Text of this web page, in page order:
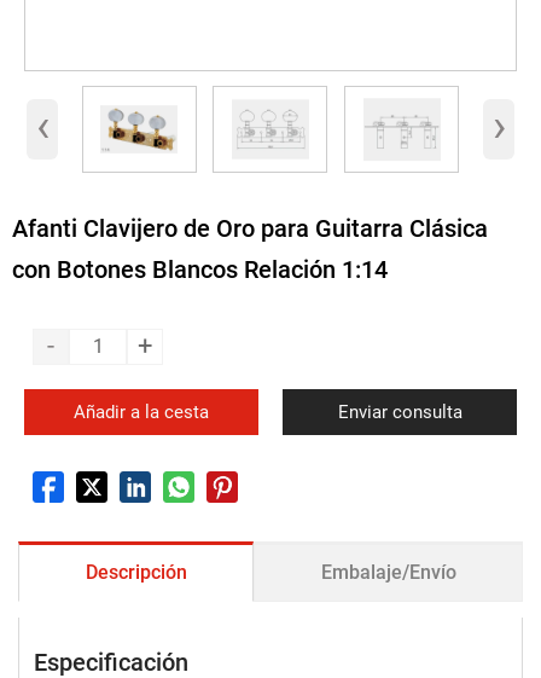
‹ ›
Afanti Clavijero de Oro para Guitarra Clásica
con Botones Blancos Relación 1:14
- +
Añadir a la cesta Enviar consulta
Descripción Embalaje/Envío
Especificación